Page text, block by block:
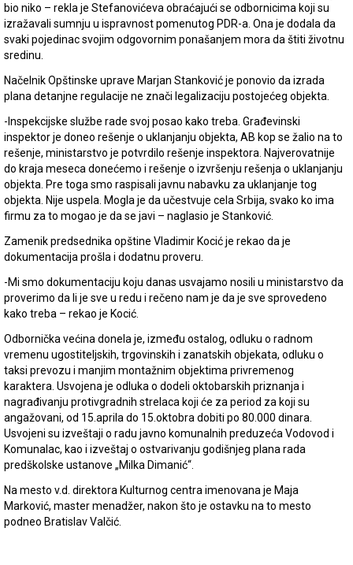
bio niko – rekla je Stefanovićeva obraćajući se odbornicima koji su
izražavali sumnju u ispravnost pomenutog PDR-a. Ona je dodala da
svaki pojedinac svojim odgovornim ponašanjem mora da štiti životnu
sredinu.
Načelnik Opštinske uprave Marjan Stanković je ponovio da izrada
plana detanjne regulacije ne znači legalizaciju postojećeg objekta.
-Inspekcijske službe rade svoj posao kako treba. Građevinski
inspektor je doneo rešenje o uklanjanju objekta, AB kop se žalio na to
rešenje, ministarstvo je potvrdilo rešenje inspektora. Najverovatnije
do kraja meseca donećemo i rešenje o izvršenju rešenja o uklanjanju
objekta. Pre toga smo raspisali javnu nabavku za uklanjanje tog
objekta. Nije uspela. Mogla je da učestvuje cela Srbija, svako ko ima
firmu za to mogao je da se javi – naglasio je Stanković.
Zamenik predsednika opštine Vladimir Kocić je rekao da je
dokumentacija prošla i dodatnu proveru.
-Mi smo dokumentaciju koju danas usvajamo nosili u ministarstvo da
proverimo da li je sve u redu i rečeno nam je da je sve sprovedeno
kako treba – rekao je Kocić.
Odbornička većina donela je, između ostalog, odluku o radnom
vremenu ugostiteljskih, trgovinskih i zanatskih objekata, odluku o
taksi prevozu i manjim montažnim objektima privremenog
karaktera. Usvojena je odluka o dodeli oktobarskih priznanja i
nagrađivanju protivgradnih strelaca koji će za period za koji su
angažovani, od 15.aprila do 15.oktobra dobiti po 80.000 dinara.
Usvojeni su izveštaji o radu javno komunalnih preduzeća Vodovod i
Komunalac, kao i izveštaj o ostvarivanju godišnjeg plana rada
predškolske ustanove „Milka Dimanić“.
Na mesto v.d. direktora Kulturnog centra imenovana je Maja
Marković, master menadžer, nakon što je ostavku na to mesto
podneo Bratislav Valčić.